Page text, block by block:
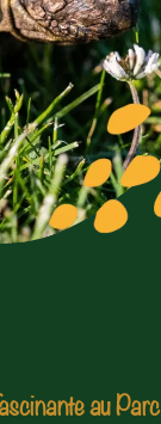
au Parc